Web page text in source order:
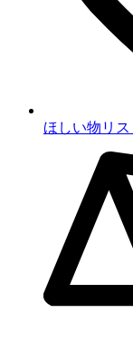
ほしい物リ